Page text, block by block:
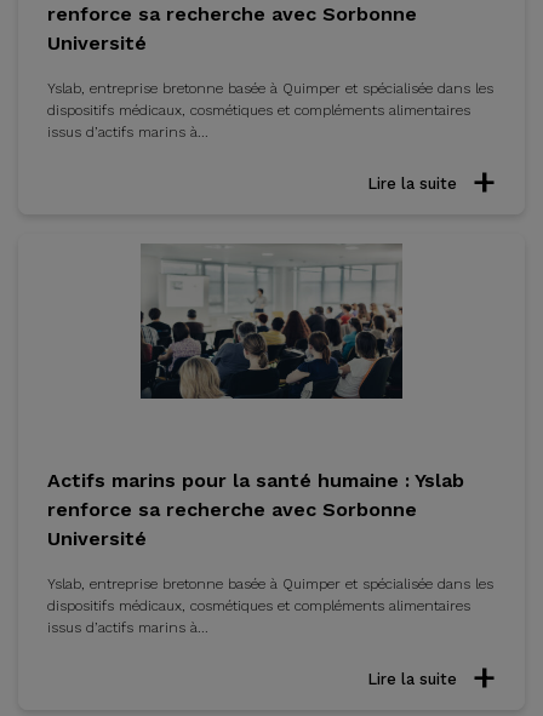
renforce sa recherche avec Sorbonne
Université
Yslab, entreprise bretonne basée à Quimper et spécialisée dans les
dispositifs médicaux, cosmétiques et compléments alimentaires
issus d’actifs marins à...
Lire la suite
Actifs marins pour la santé humaine : Yslab
renforce sa recherche avec Sorbonne
Université
Yslab, entreprise bretonne basée à Quimper et spécialisée dans les
dispositifs médicaux, cosmétiques et compléments alimentaires
issus d’actifs marins à...
Lire la suite